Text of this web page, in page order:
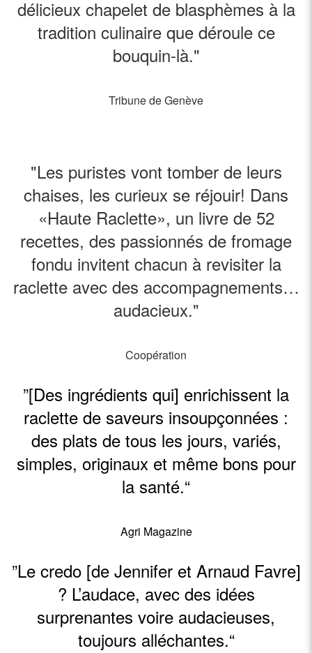
délicieux chapelet de blasphèmes à la
tradition culinaire que déroule ce
bouquin-là."
Tribune de Genève
"Les puristes vont tomber de leurs
chaises, les curieux se réjouir! Dans
«Haute Raclette», un livre de 52
recettes, des passionnés de fromage
fondu invitent chacun à revisiter la
raclette avec des accompagnements…
audacieux."
Coopération
”[Des ingrédients qui] enrichissent la
raclette de saveurs insoupçonnées :
des plats de tous les jours, variés,
simples, originaux et même bons pour
la santé.“
Agri Magazine
”Le credo [de Jennifer et Arnaud Favre]
? L’audace, avec des idées
surprenantes voire audacieuses,
toujours alléchantes.“